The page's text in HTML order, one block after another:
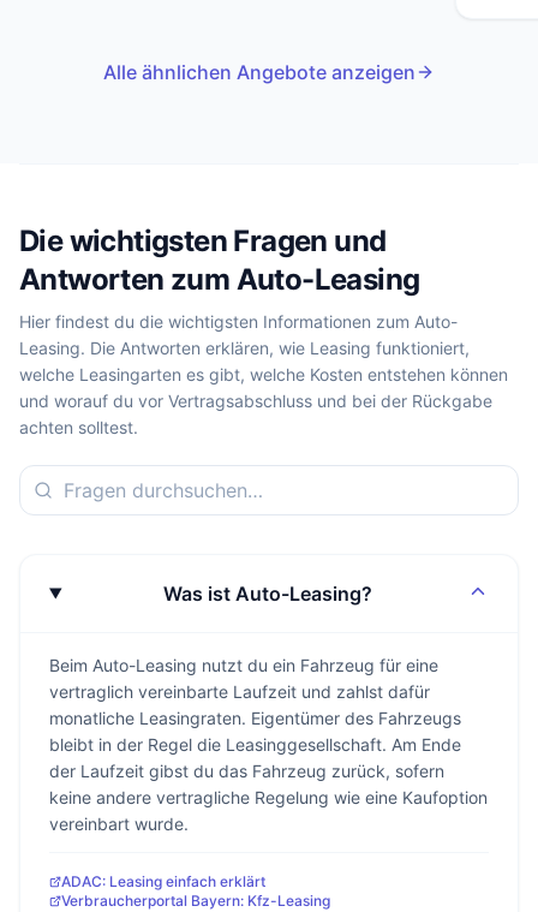
Alle ähnlichen Angebote anzeigen
Die wichtigsten Fragen und
Antworten zum Auto-Leasing
Hier findest du die wichtigsten Informationen zum Auto-
Leasing. Die Antworten erklären, wie Leasing funktioniert,
welche Leasingarten es gibt, welche Kosten entstehen können
und worauf du vor Vertragsabschluss und bei der Rückgabe
achten solltest.
Was ist Auto-Leasing?
Beim Auto-Leasing nutzt du ein Fahrzeug für eine
vertraglich vereinbarte Laufzeit und zahlst dafür
monatliche Leasingraten. Eigentümer des Fahrzeugs
bleibt in der Regel die Leasinggesellschaft. Am Ende
der Laufzeit gibst du das Fahrzeug zurück, sofern
keine andere vertragliche Regelung wie eine Kaufoption
vereinbart wurde.
ADAC: Leasing einfach erklärt
Verbraucherportal Bayern: Kfz-Leasing